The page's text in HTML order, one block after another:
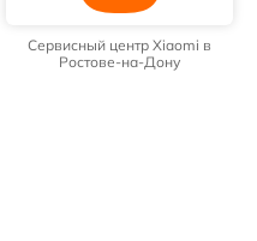
Сервисный центр Xiaomi в
Ростове-на-Дону